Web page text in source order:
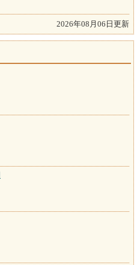
2026年08月06日更新